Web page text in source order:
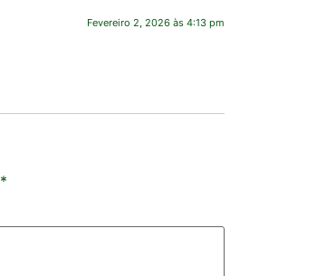
Fevereiro 2, 2026 às 4:13 pm
*